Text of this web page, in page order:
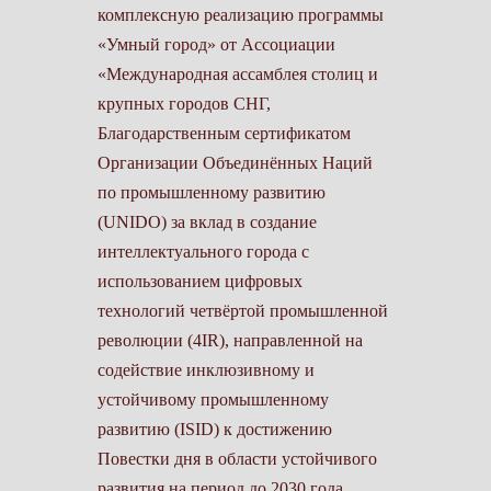
комплексную реализацию программы
«Умный город» от Ассоциа­ции
«Международная ассамблея столиц и
крупных городов СНГ,
Благодарственным сертификатом
Организации Объединённых Наций
по промышленному развитию
(UNIDO) за вклад в создание
интеллектуального города с
использованием цифровых
технологий четвёртой промышленной
революции (4IR), направленной на
содействие инклюзивному и
устойчивому промышленному
развитию (ISID) к достижению
Повестки дня в области устойчивого